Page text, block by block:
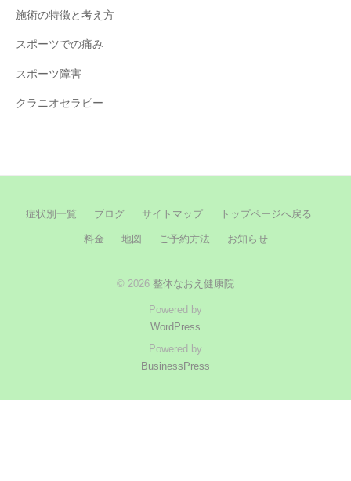
施術の特徴と考え方
スポーツでの痛み
スポーツ障害
クラニオセラピー
症状別一覧 ブログ サイトマップ トップページへ戻る
料金 地図 ご予約方法 お知らせ
© 2026 整体なおえ健康院
Powered by
WordPress
Powered by
BusinessPress